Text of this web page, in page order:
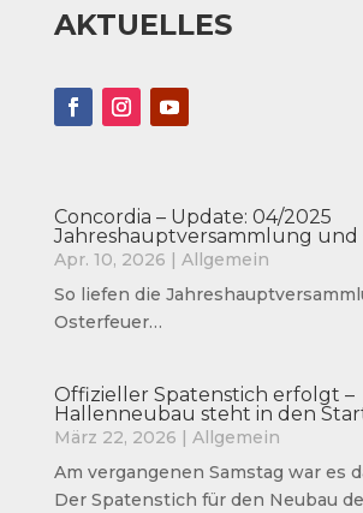
AKTUELLES
Concordia – Update: 04/2025
Jahreshauptversammlung
Apr. 10, 2026 | Allgemein
So liefen die
Osterfeuer…
Offizieller Spatenstich erfolgt –
Hallenneubau steht in den
März 22, 2026 | Allgemein
Am vergangenen Samstag war es
Der Spatenstich für den Neubau